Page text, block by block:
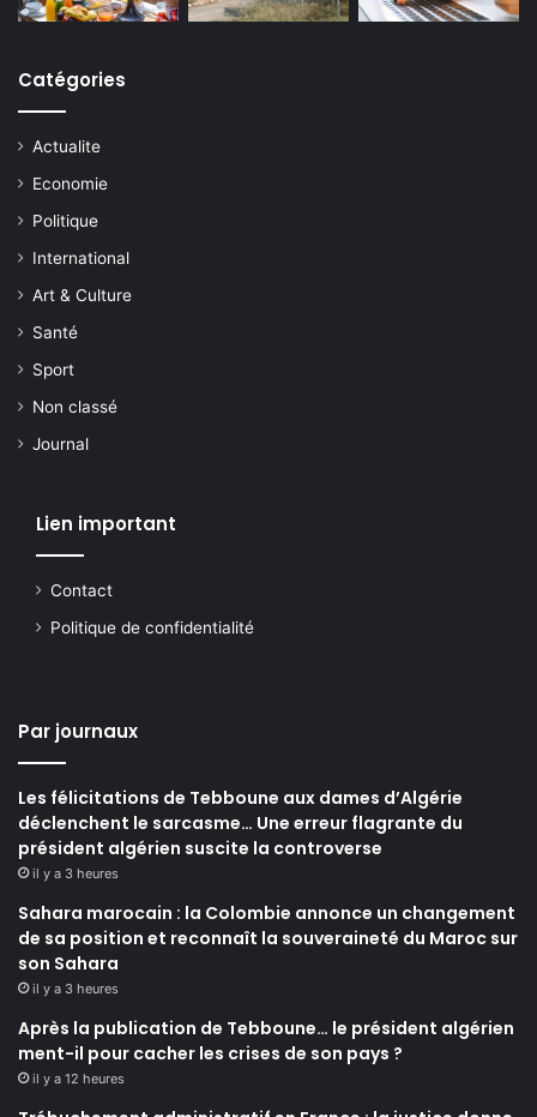
Catégories
Actualite
Economie
Politique
International
Art & Culture
Santé
Sport
Non classé
Journal
Lien important
Contact
Politique de confidentialité
Par journaux
Les félicitations de Tebboune aux dames d’Algérie
déclenchent le sarcasme… Une erreur flagrante du
président algérien suscite la controverse
il y a 3 heures
Sahara marocain : la Colombie annonce un changement
de sa position et reconnaît la souveraineté du Maroc sur
son Sahara
il y a 3 heures
Après la publication de Tebboune… le président algérien
ment-il pour cacher les crises de son pays ?
il y a 12 heures